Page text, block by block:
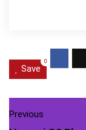
Save
0
Previous